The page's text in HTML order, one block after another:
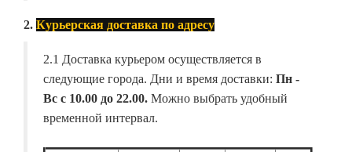
2. Курьерская доставка по адресу
2.1 Доставка курьером осуществляется в
следующие города. Дни и время доставки: Пн -
Вс с 10.00 до 22.00. Можно выбрать удобный
временной интервал.